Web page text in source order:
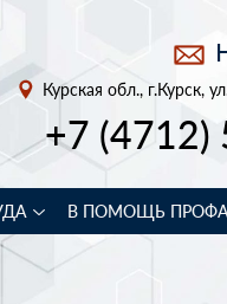
Курская обл., г.Курск,
+7 (4712)
В ПОМОЩЬ